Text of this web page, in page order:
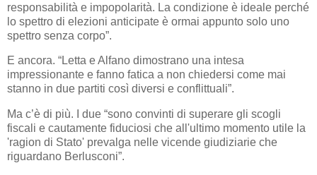
responsabilità e impopolarità. La condizione è ideale perché
lo spettro di elezioni anticipate è ormai appunto solo uno
spettro senza corpo”.
E ancora. “Letta e Alfano dimostrano una intesa
impressionante e fanno fatica a non chiedersi come mai
stanno in due partiti così diversi e conflittuali”.
Ma c’è di più. I due “sono convinti di superare gli scogli
fiscali e cautamente fiduciosi che all'ultimo momento utile la
'ragion di Stato' prevalga nelle vicende giudiziarie che
riguardano Berlusconi”.